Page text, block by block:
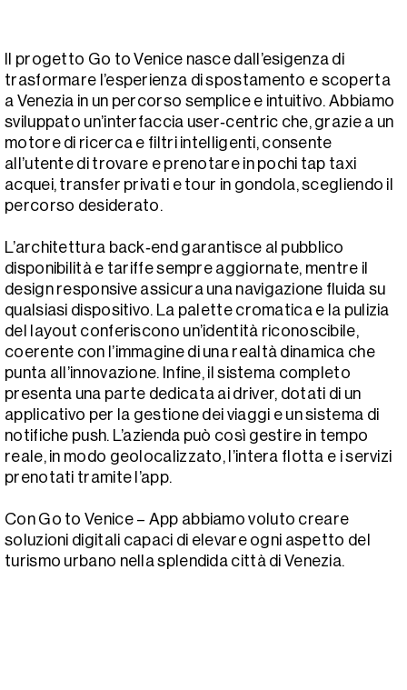
Il progetto Go to Venice nasce dall’esigenza di
trasformare l’esperienza di spostamento e scoperta
a Venezia in un percorso semplice e intuitivo. Abbiamo
sviluppato un’interfaccia user‑centric che, grazie a un
motore di ricerca e filtri intelligenti, consente
all’utente di trovare e prenotare in pochi tap taxi
acquei, transfer privati e tour in gondola, scegliendo il
percorso desiderato.
L’architettura back‑end garantisce al pubblico
disponibilità e tariffe sempre aggiornate, mentre il
design responsive assicura una navigazione fluida su
qualsiasi dispositivo. La palette cromatica e la pulizia
del layout conferiscono un’identità riconoscibile,
coerente con l’immagine di una realtà dinamica che
punta all’innovazione. Infine, il sistema completo
presenta una parte dedicata ai driver, dotati di un
applicativo per la gestione dei viaggi e un sistema di
notifiche push. L’azienda può così gestire in tempo
reale, in modo geolocalizzato, l’intera flotta e i servizi
prenotati tramite l’app.
Con Go to Venice – App abbiamo voluto creare
soluzioni digitali capaci di elevare ogni aspetto del
turismo urbano nella splendida città di Venezia.